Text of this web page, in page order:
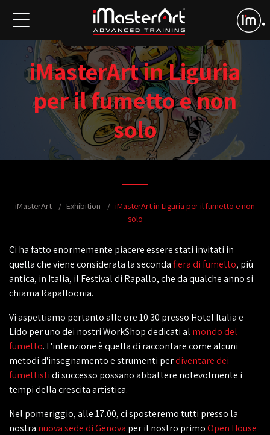
iMasterArt in Liguria
per il fumetto e non
solo
iMasterArt Exhibition
iMasterArt in Liguria per il fumetto e non
solo
Ci ha fatto enormemente piacere essere stati invitati in
quella che viene considerata la secondafiera di fumetto, più
antica, in Italia, il Festival di Rapallo, che da qualche anno si
chiama Rapalloonia.
Vi aspettiamo pertanto alle ore 10.30 presso Hotel Italia e
Lido per uno dei nostri WorkShop dedicati al mondo del
fumetto. L'intenzione è quella di raccontare come alcuni
metodi d'insegnamento e strumenti perdiventare dei
fumettistidi successo possano abbattere notevolmente i
tempi della crescita artistica.
Nel pomeriggio, alle 17.00, ci sposteremo tutti presso la
nostra nuova sede di Genova per il nostro primoOpen House